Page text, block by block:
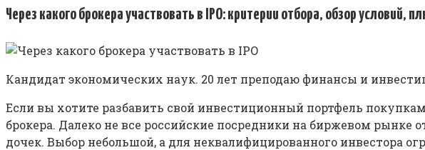
Через какого брокера участвовать в IPO: критерии отбора, обзор условий,
Кандидат экономических наук. 20 лет преподаю финансы и
Если вы хотите разбавить свой инвестиционный портфель
брокера. Далеко не все российские посредники на биржевом
дочек. Выбор небольшой, а для неквалифицированного инвестора